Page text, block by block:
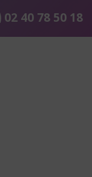
02 40 78 50 18